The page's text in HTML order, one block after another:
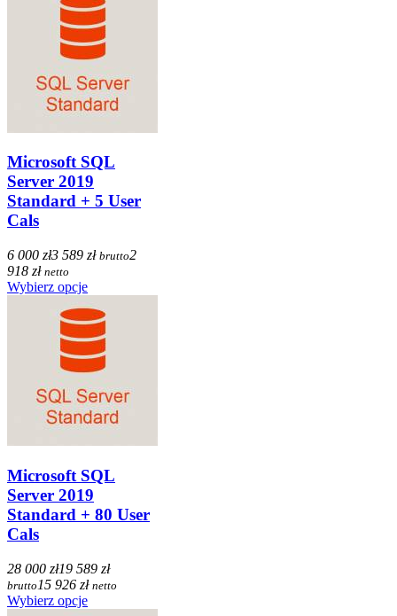
Microsoft SQL
Server 2019
Standard + 5 User
Cals
6 000 zł3 589 zł brutto2
918 zł netto
Wybierz opcje
Microsoft SQL
Server 2019
Standard + 80 User
Cals
28 000 zł19 589 zł
brutto 15 926 zł netto
Wybierz opcje